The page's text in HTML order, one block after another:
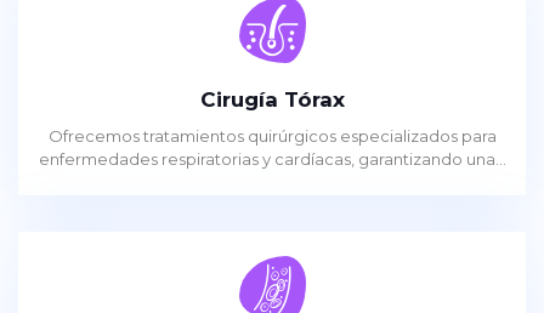
Cirugía Tórax
Ofrecemos tratamientos quirúrgicos especializados para
enfermedades respiratorias y cardíacas, garantizando una...